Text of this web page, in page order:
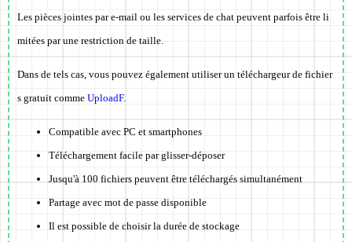
Les pièces jointes par e-mail ou les services de chat peuvent parfois être li
mitées par une restriction de taille.
Dans de tels cas, vous pouvez également utiliser un téléchargeur de fichier
s gratuit comme UploadF.
Compatible avec PC et smartphones
Téléchargement facile par glisser-déposer
Jusqu'à 100 fichiers peuvent être téléchargés simultanément
Partage avec mot de passe disponible
Il est possible de choisir la durée de stockage